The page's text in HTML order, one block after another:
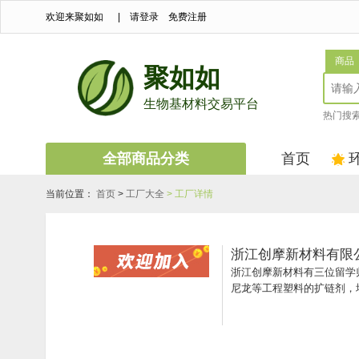
欢迎来聚如如 请登录 免费注册
聚如如
生物基材料交易平台
商品
热门搜
全部商品分类 首页
当前位置： 首页 > 工厂大全 > 工厂详情
浙江创摩新材料有限
浙江创摩新材料有三位留学
尼龙等工程塑料的扩链剂